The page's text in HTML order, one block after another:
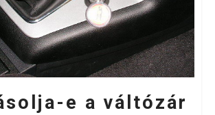
e a váltózár